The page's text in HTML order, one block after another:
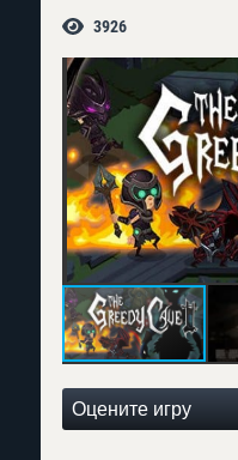
3926
Оцените игру